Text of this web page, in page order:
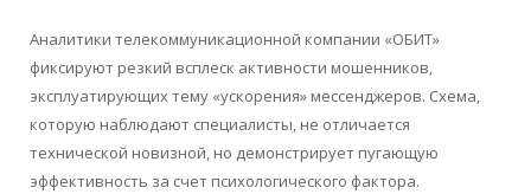
Аналитики телекоммуникационной компании «ОБИТ»
фиксируют резкий всплеск активности мошенников,
эксплуатирующих тему «ускорения» мессенджеров. Схема,
которую наблюдают специалисты, не отличается
технической новизной, но демонстрирует пугающую
эффективность за счет психологического фактора.